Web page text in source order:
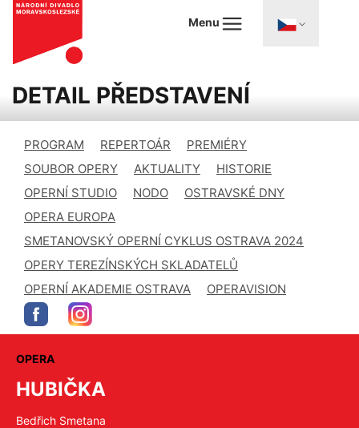
Menu
DETAIL PŘEDSTAVENÍ
PROGRAM REPERTOÁR
PREMIÉRY
SOUBOR OPERY
AKTUALITY
HISTORIE
OPERNÍ STUDIO
NODO
OSTRAVSKÉ DNY
OPERA EUROPA
SMETANOVSKÝ OPERNÍ CYKLUS OSTRAVA 2024
OPERY TEREZÍNSKÝCH SKLADATELŮ
OPERNÍ AKADEMIE OSTRAVA
OPERAVISION
OPERA
HUBIČKA
Bedřich Smetana